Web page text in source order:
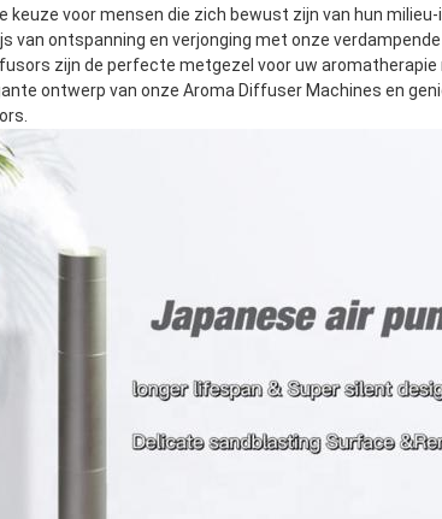
keuze voor mensen die zich bewust zijn van hun milieu-
van ontspanning en verjonging met onze
zijn de perfecte metgezel voor uw
ontwerp van onze Aroma Diffuser Machines en